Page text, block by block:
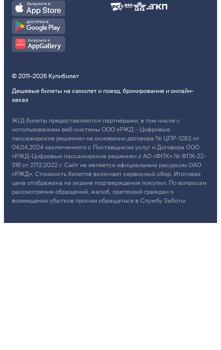
© 2011–2026 Купибилет
Дешевые билеты на самолет и поезд, бронирование и онлайн-
заказ
Ж/Д билеты предоставляются партнёрами, в том числе с
использованием веб-системы ООО «РЖД – Цифровые
пассажирские решения» на основании договора № ЦПР-1282 от
04.04.2024 заключенного с Поставщиком услуг и Договора ООО
«РЖД-Цифровые пассажирские решения» с АО «ФПК» № ФПК-22-
316 от 27.12.2022 г. Сайт не является официальным ресурсом ОАО
«РЖД». Стоимость билетов включает сервисный сбор. Итоговая
цена отображена на экране подтверждения покупки. По вопросам
рассмотрения обращений, жалоб, претензий граждан о
возмещении убытков просим обращаться в Службу Заботы.